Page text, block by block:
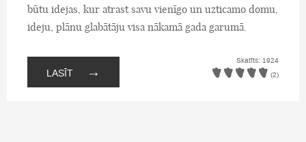
būtu idejas, kur atrast savu vienīgo un uzticamo domu,
ideju, plānu glabātāju visa nākamā gada garumā.
LASĪT →
Skatīts: 1924
(2)